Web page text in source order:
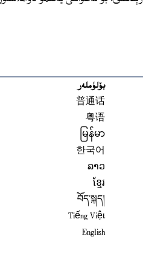
بۆلۈملەر
普通话
粤语
မြန်မာ
한국어
ລາວ
ខ្មែរ
བོད་སྐད།
Tiếng Việt
English